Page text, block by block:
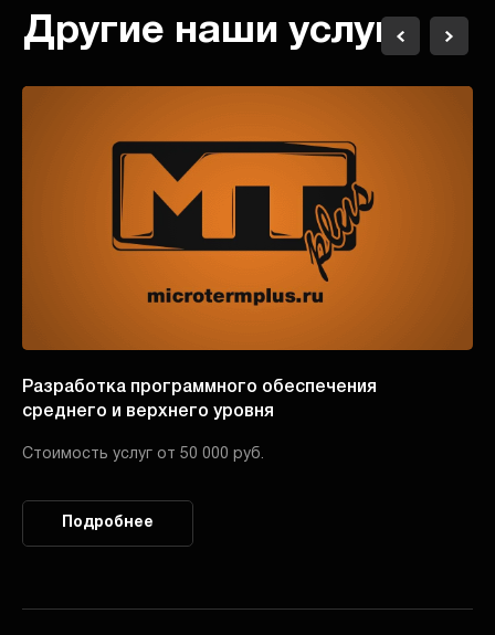
Другие наши услуги
Разработка программного обеспечения
среднего и верхнего уровня
Стоимость услуг от 50 000 руб.
Подробнее